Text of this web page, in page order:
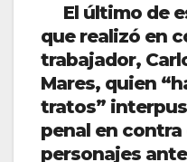
El último de
que realizó en
trabajador,
Mares, quien
tratos”
penal en contra
personajes